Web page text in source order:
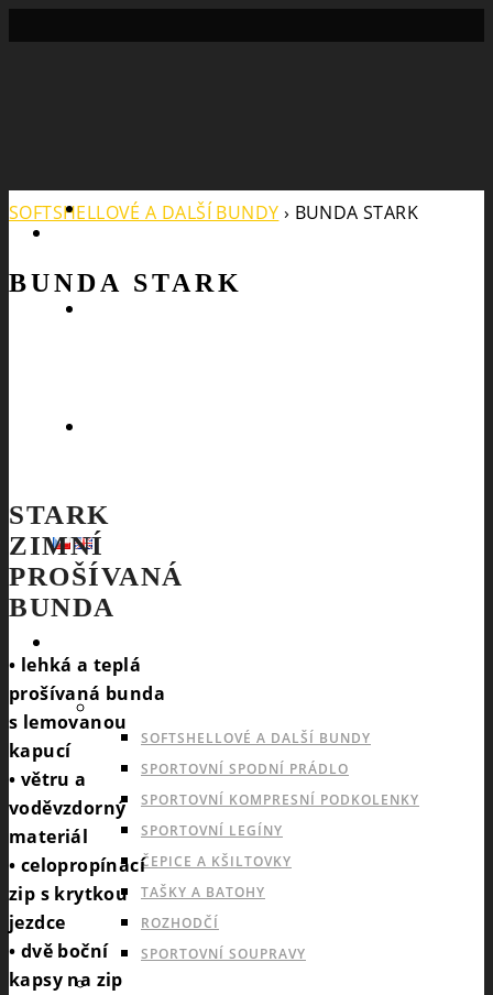
Search
NABÍDKA PRO VŠECHNY SPORTY
SOFTSHELLOVÉ A DALŠÍ BUNDY
SPORTOVNÍ SPODNÍ PRÁDLO
SPORTOVNÍ KOMPRESNÍ PODKOLENKY
SPORTOVNÍ LEGÍNY
ČEPICE A KŠILTOVKY
TAŠKY A BATOHY
ROZHODČÍ
SPORTOVNÍ SOUPRAVY
INDOOROVÉ TÝMOVÉ SPORTY
BUNDA STARK
SOFTSHELLOVÉ A DALŠÍ BUNDY › BUNDA STARK
STARK
ZIMNÍ
PROŠÍVANÁ
BUNDA
• lehká a teplá
prošívaná bunda
s lemovanou
kapucí
• větru a
voděvzdorný
materiál
• celopropínací
zip s krytkou
jezdce
• dvě boční
kapsy na zip